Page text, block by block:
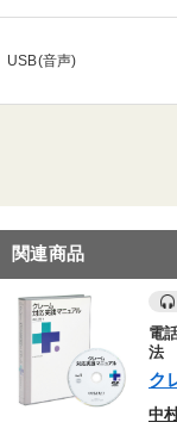
USB(音声)
関連商品
電
法
ク
中